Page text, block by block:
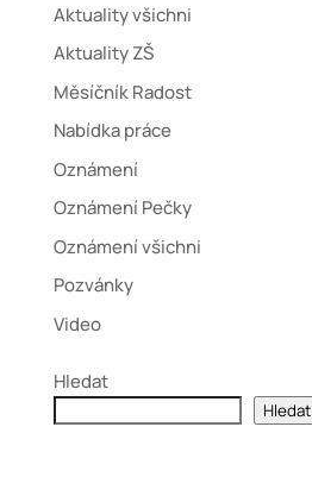
Aktuality všichni
Aktuality ZŠ
Měsíčník Radost
Nabídka práce
Oznámení
Oznámení Pečky
Oznámení všichni
Pozvánky
Video
Hledat
Hledat